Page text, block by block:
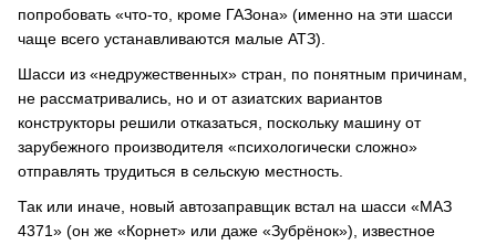
попробовать «что-то, кроме ГАЗона» (именно на эти шасси
чаще всего устанавливаются малые АТЗ).
Шасси из «недружественных» стран, по понятным причинам,
не рассматривались, но и от азиатских вариантов
конструкторы решили отказаться, поскольку машину от
зарубежного производителя «психологически сложно»
отправлять трудиться в сельскую местность.
Так или иначе, новый автозаправщик встал на шасси «МАЗ
4371» (он же «Корнет» или даже «Зубрёнок»), известное